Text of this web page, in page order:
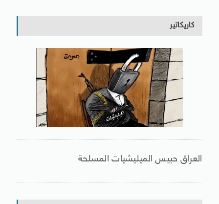
كاريكاتير
العراق حبيس الميليشيات المسلحة